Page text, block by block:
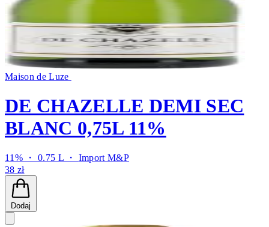
Maison de Luze
DE CHAZELLE DEMI SEC
BLANC 0,75L 11%
11% ・ 0.75 L ・ Import M&P
38 zł
Dodaj